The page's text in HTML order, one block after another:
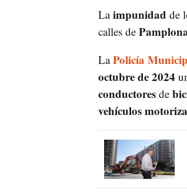
Laimpunidad de
calles de
LaPolicía
octubre de 2024
conductoresde
vehículos